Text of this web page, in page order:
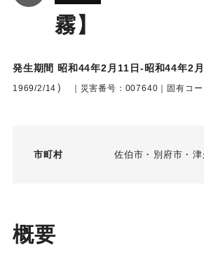
霧】
発生期間 昭和44年2月11日-昭和44年2
1969/2/14 ） ｜災害番号：007640｜固有コ
市町村 佐伯市 別府市 津
概要